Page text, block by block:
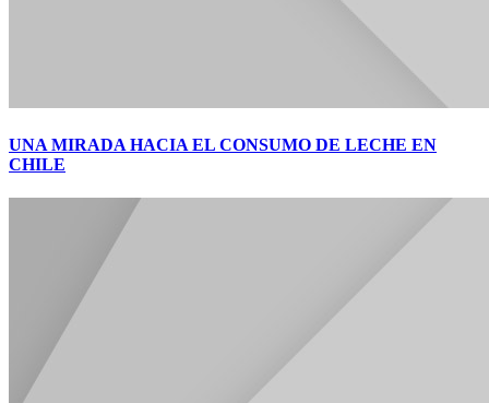
UNA MIRADA HACIA EL CONSUMO DE LECHE EN
CHILE